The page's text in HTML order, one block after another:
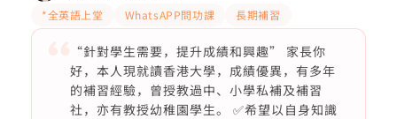
*全英語上堂 WhatsAPP問功課 長期補習
“針對學生需要，提升成績和興趣” 家長你
好，本人現就讀香港大學，成績優異，有多年
的補習經驗，曾授教過中、小學私補及補習
社，亦有教授幼稚園學生。 ✅希望以自身知識